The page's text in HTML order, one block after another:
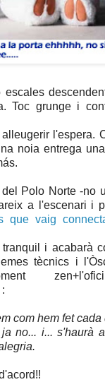
escales
Toc grunge i
l'espera.
noia entrega
Polo Norte -no
a l'escenari i
que vaig
i acabarà
tècnics i
com hem fet cada
no... i... s'haurà